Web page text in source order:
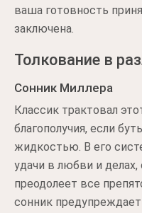
ваша готовность
заключена.
Толкование в
Сонник Миллера
Классик трактовал
благополучия, если
жидкостью. В его
удачи в любви и
преодолеет все
сонник